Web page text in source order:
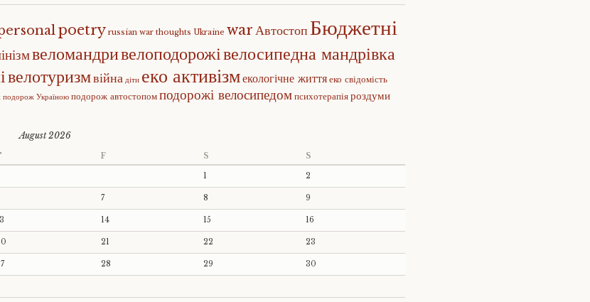
poetry russian war thoughts Ukraine warАвтостопБюджетні
веломандривелоподорожівелосипедна мандрівка
велотуризмвійна діти еко активізмекологічне життяеко свідомість
подорож Україною подорож автостопомподорожі велосипедомпсихотерапіяроздуми
August 2026
F S S
1 2
7 8 9
14 15 16
21 22 23
28 29 30